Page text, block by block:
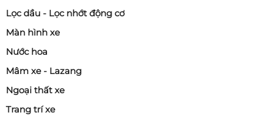
Lọc dầu - Lọc nhớt động cơ
Màn hình xe
Nước hoa
Mâm xe - Lazang
Ngoại thất xe
Trang trí xe